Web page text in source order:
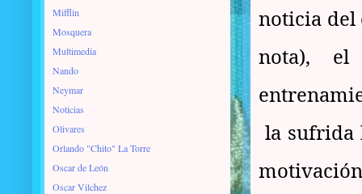
noticia del
nota),
la sufrida
Mifflin
Mosquera
Multimedia
Nando
Neymar
Noticias
Olivares
Orlando "Chito" La Torre
Oscar de León
Oscar Vilchez